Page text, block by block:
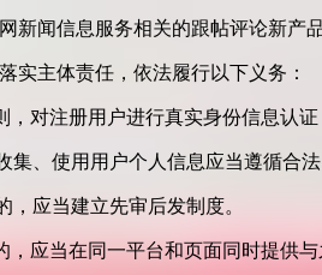
新闻信息服务相关的跟帖评论新
实主体责任，依法履行以下义务：
，对注册用户进行真实身份信息认
集、使用用户个人信息应当遵循
，应当建立先审后发制度。
，应当在同一平台和页面同时提供